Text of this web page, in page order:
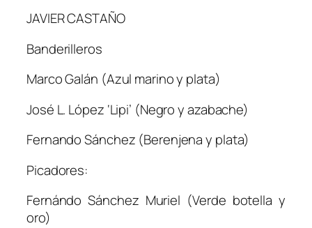
JAVIER CASTAÑO
Banderilleros
Marco Galán (Azul marino y plata)
José L. López ‘Lipi’ (Negro y azabache)
Fernando Sánchez (Berenjena y plata)
Picadores:
Fernándo Sánchez Muriel (Verde botella y
oro)